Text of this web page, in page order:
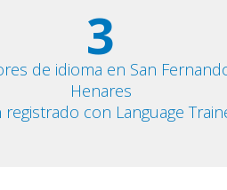
3
de idioma en San
Henares
registrado con Language